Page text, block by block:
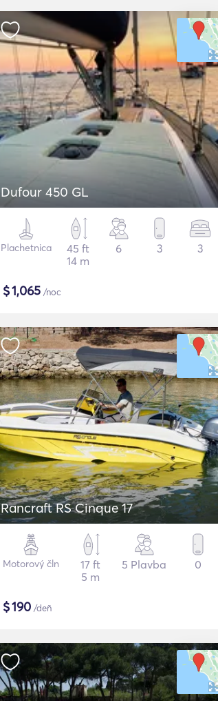
Dufour 450 GL
Plachetnica
45 ft
14 m
6 3 3
$1,065 /noc
Rancraft RS Cinque 17
Motorový čln
17 ft
5 m
5 Plavba 0
$190 /deň